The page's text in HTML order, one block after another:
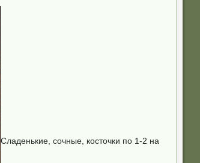
Сладенькие, сочные, косточки по 1-2 на